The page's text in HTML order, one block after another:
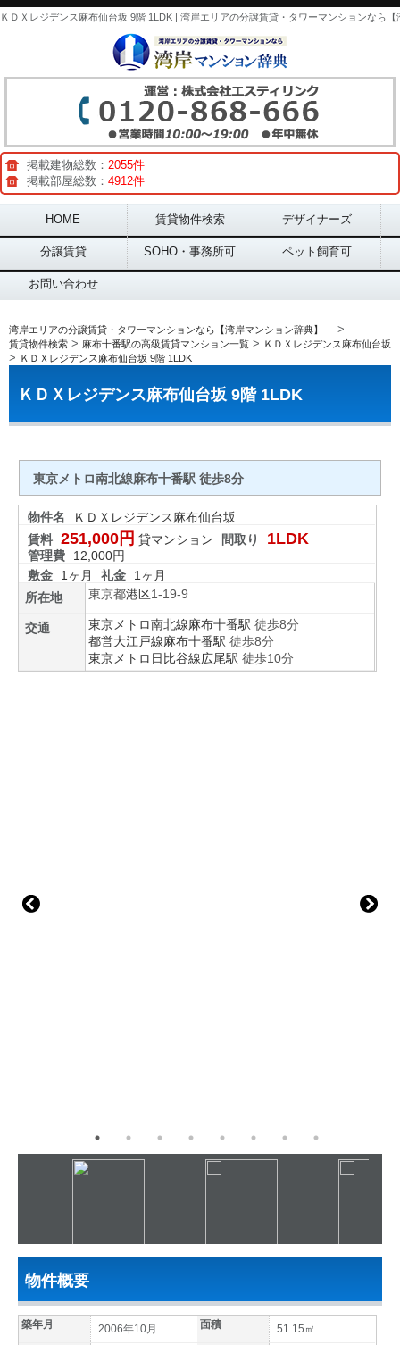
掲載建物総数： 2055件
掲載部屋総数： 4912件
Main menu
HOME 賃貸物件検索 デザイナーズ
分譲賃貸 SOHO・事務所可 ペット飼育可
お問い合わせ
湾岸エリアの分譲賃貸・タワーマンションなら【湾岸マンション辞典】 >
賃貸物件検索 > 麻布十番駅の高級賃貸マンション一覧 > ＫＤＸレジデンス麻布仙台坂
> ＫＤＸレジデンス麻布仙台坂 9階 1LDK
ＫＤＸレジデンス麻布仙台坂 9階 1LDK
東京メトロ南北線麻布十番駅 徒歩8分
物件名
ＫＤＸレジデンス麻布仙台坂
賃料 251,000円 貸マンション 間取り 1LDK
管理費
12,000円
敷金
1ヶ月 礼金
1ヶ月
所在地
東京都港区1-19-9
交通 東京メトロ南北線麻布十番駅 徒歩8分
都営大江戸線麻布十番駅 徒歩8分
東京メトロ日比谷線広尾駅 徒歩10分
物件概要
築年月 2006年10月 面積
51.15㎡